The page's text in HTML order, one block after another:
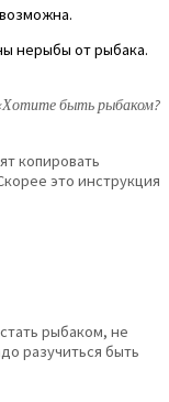
нерыбы от рыбака.
быть рыбаком?
копировать
это инструкция
рыбаком, не
разучиться быть